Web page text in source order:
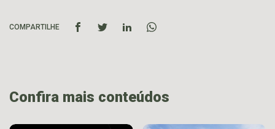
COMPARTILHE
Confira mais conteúdos